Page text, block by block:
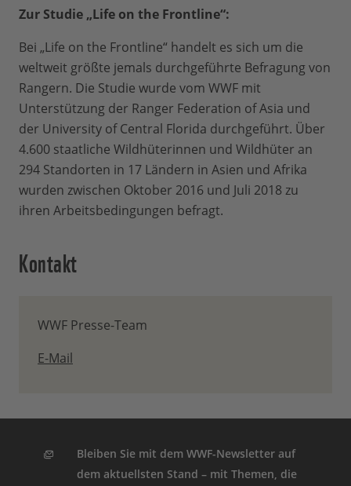
Zur Studie „Life on the Frontline“:
Bei „Life on the Frontline“ handelt es sich um die
weltweit größte jemals durchgeführte Befragung von
Rangern. Die Studie wurde vom WWF mit
Unterstützung der Ranger Federation of Asia und
der University of Central Florida durchgeführt. Über
4.600 staatliche Wildhüterinnen und Wildhüter an
294 Standorten in 17 Ländern in Asien und Afrika
wurden zwischen Oktober 2016 und Juli 2018 zu
ihren Arbeitsbedingungen befragt.
Kontakt
WWF Presse-Team
E-Mail
Bleiben Sie mit dem WWF-Newsletter auf
dem aktuellsten Stand – mit Themen, die